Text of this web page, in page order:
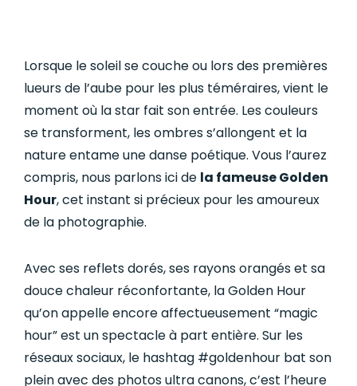
Lorsque le soleil se couche ou lors des premières
lueurs de l’aube pour les plus téméraires, vient le
moment où la star fait son entrée. Les couleurs
se transforment, les ombres s’allongent et la
nature entame une danse poétique. Vous l’aurez
compris, nous parlons ici de la fameuse Golden
Hour, cet instant si précieux pour les amoureux
de la photographie.
Avec ses reflets dorés, ses rayons orangés et sa
douce chaleur réconfortante, la Golden Hour
qu’on appelle encore affectueusement “magic
hour” est un spectacle à part entière. Sur les
réseaux sociaux, le hashtag #goldenhour bat son
plein avec des photos ultra canons, c’est l’heure